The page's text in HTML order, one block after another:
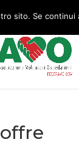
sito. Se